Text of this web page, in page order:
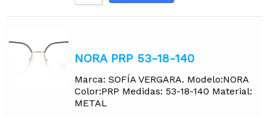
NORA PRP 53-18-140
Marca: SOFÍA VERGARA. Modelo:NORA
Color:PRP Medidas: 53-18-140 Material:
METAL